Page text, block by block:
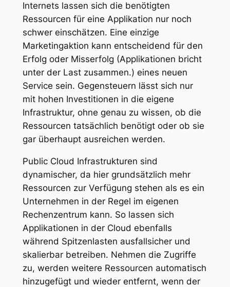
Internets lassen sich die benötigten
Ressourcen für eine Applikation nur noch
schwer einschätzen. Eine einzige
Marketingaktion kann entscheidend für den
Erfolg oder Misserfolg (Applikationen bricht
unter der Last zusammen.) eines neuen
Service sein. Gegensteuern lässt sich nur
mit hohen Investitionen in die eigene
Infrastruktur, ohne genau zu wissen, ob die
Ressourcen tatsächlich benötigt oder ob sie
gar überhaupt ausreichen werden.
Public Cloud Infrastrukturen sind
dynamischer, da hier grundsätzlich mehr
Ressourcen zur Verfügung stehen als es ein
Unternehmen in der Regel im eigenen
Rechenzentrum kann. So lassen sich
Applikationen in der Cloud ebenfalls
während Spitzenlasten ausfallsicher und
skalierbar betreiben. Nehmen die Zugriffe
zu, werden weitere Ressourcen automatisch
hinzugefügt und wieder entfernt, wenn der